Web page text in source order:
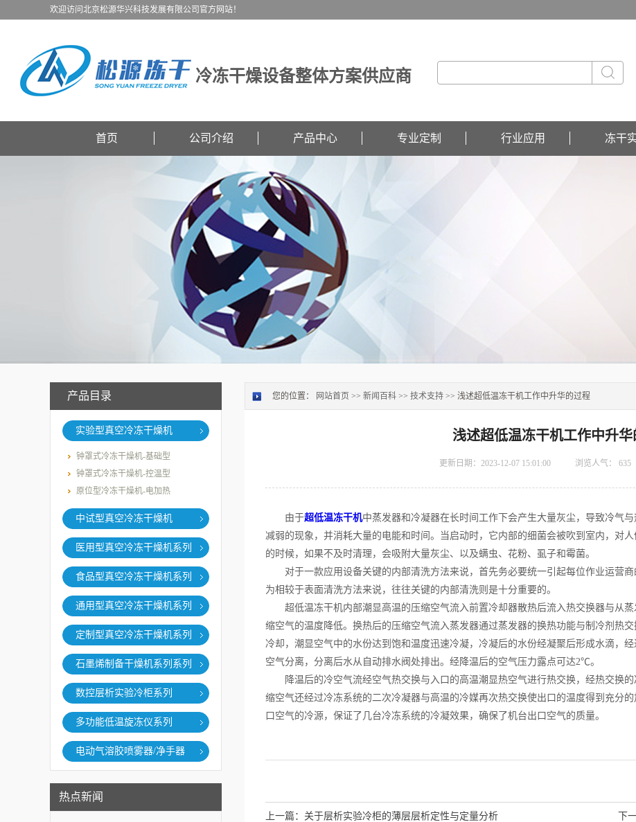
欢迎访问北京松源华兴科技发展有限公司官方网站！
冷冻干燥设备整体方案供应商
首页 公司介绍 产品中心 专业定制 行业应用 冻干
产品目录
实验型真空冷冻干燥机
钟罩式冷冻干燥机-基础型
钟罩式冷冻干燥机-控温型
原位型冷冻干燥机-电加热
中试型真空冷冻干燥机
医用型真空冷冻干燥机系列
食品型真空冷冻干燥机系列
通用型真空冷冻干燥机系列
定制型真空冷冻干燥机系列
石墨烯制备干燥机系列系列
数控层析实验冷柜系列
多功能低温旋冻仪系列
电动气溶胶喷雾器/净手器
热点新闻
您的位置： 网站首页 >> 新闻百科 >> 技术支持 >> 浅述超低温冻干机工作中升华的过程
浅述超低温冻干机工作中升华
更新日期：2023-12-07 15:01:00 浏览人气： 635
由于超低温冻干机中蒸发器和冷凝器在长时间工作下会产生大量灰尘，导致冷气
减弱的现象，并消耗大量的电能和时间。当启动时，它内部的细菌会被吹到室内，对
的时候，如果不及时清理，会吸附大量灰尘、以及螨虫、花粉、虱子和霉菌。
对于一款应用设备关键的内部清洗方法来说，首先务必要统一引起每位作业运营商
为相较于表面清洗方法来说，往往关键的内部清洗则是十分重要的。
超低温冻干机内部潮显高温的压缩空气流入前置冷却器散热后流入热交换器与从蒸
缩空气的温度降低。换热后的压缩空气流入蒸发器通过蒸发器的换热功能与制冷剂热
冷却，潮显空气中的水份达到饱和温度迅速冷凝，冷凝后的水份经凝聚后形成水滴，
空气分离，分离后水从自动排水阀处排出。经降温后的空气压力露点可达2℃。
降温后的冷空气流经空气热交换与入口的高温潮显热空气进行热交换，经热交换的
缩空气还经过冷冻系统的二次冷凝器与高温的冷媒再次热交换使出口的温度得到充分
口空气的冷源，保证了几台冷冻系统的冷凝效果，确保了机台出口空气的质量。
上一篇： 关于层析实验冷柜的薄层层析定性与定量分析 下